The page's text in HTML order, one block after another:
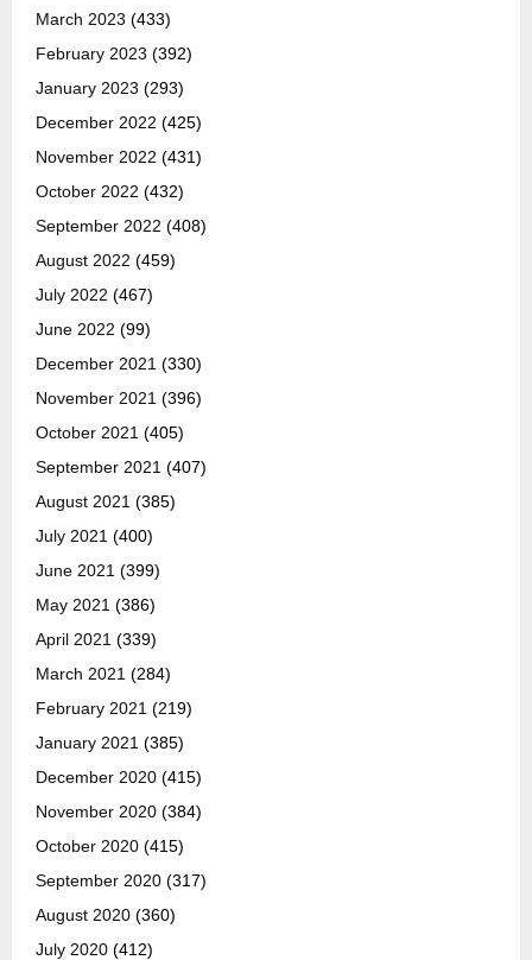
March 2023 (433)
February 2023 (392)
January 2023 (293)
December 2022 (425)
November 2022 (431)
October 2022 (432)
September 2022 (408)
August 2022 (459)
July 2022 (467)
June 2022 (99)
December 2021 (330)
November 2021 (396)
October 2021 (405)
September 2021 (407)
August 2021 (385)
July 2021 (400)
June 2021 (399)
May 2021 (386)
April 2021 (339)
March 2021 (284)
February 2021 (219)
January 2021 (385)
December 2020 (415)
November 2020 (384)
October 2020 (415)
September 2020 (317)
August 2020 (360)
July 2020 (412)